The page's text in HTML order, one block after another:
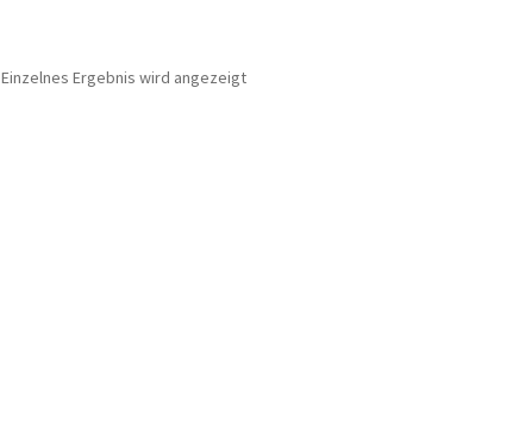
Einzelnes Ergebnis wird angezeigt